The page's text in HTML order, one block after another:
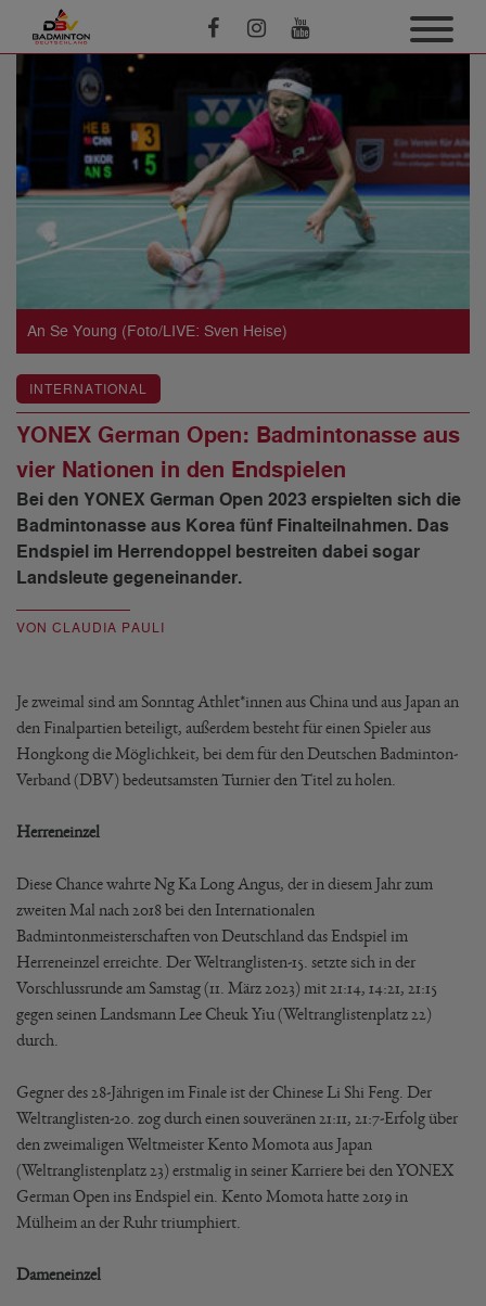
An Se Young (Foto/LIVE: Sven Heise)
INTERNATIONAL
YONEX German Open: Badmintonasse aus
vier Nationen in den Endspielen
Bei den YONEX German Open 2023 erspielten sich die
Badmintonasse aus Korea fünf Finalteilnahmen. Das
Endspiel im Herrendoppel bestreiten dabei sogar
Landsleute gegeneinander.
VON CLAUDIA PAULI
Je zweimal sind am Sonntag Athlet*innen aus China und aus Japan an
den Finalpartien beteiligt, außerdem besteht für einen Spieler aus
Hongkong die Möglichkeit, bei dem für den Deutschen Badminton-
Verband (DBV) bedeutsamsten Turnier den Titel zu holen.
Herreneinzel
Diese Chance wahrte Ng Ka Long Angus, der in diesem Jahr zum
zweiten Mal nach 2018 bei den Internationalen
Badmintonmeisterschaften von Deutschland das Endspiel im
Herreneinzel erreichte. Der Weltranglisten-15. setzte sich in der
Vorschlussrunde am Samstag (11. März 2023) mit 21:14, 14:21, 21:15
gegen seinen Landsmann Lee Cheuk Yiu (Weltranglistenplatz 22)
durch.
Gegner des 28-Jährigen im Finale ist der Chinese Li Shi Feng. Der
Weltranglisten-20. zog durch einen souveränen 21:11, 21:7-Erfolg über
den zweimaligen Weltmeister Kento Momota aus Japan
(Weltranglistenplatz 23) erstmalig in seiner Karriere bei den YONEX
German Open ins Endspiel ein. Kento Momota hatte 2019 in
Mülheim an der Ruhr triumphiert.
Dameneinzel